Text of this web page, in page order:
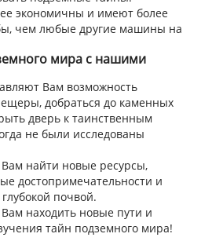
экономичны и имеют более
чем любые другие машины на
мира с нашими
Вам возможность
добраться до каменных
дверь к таинственным
не были исследованы
найти новые ресурсы,
достопримечательности и
почвой.
находить новые пути и
тайн подземного мира!